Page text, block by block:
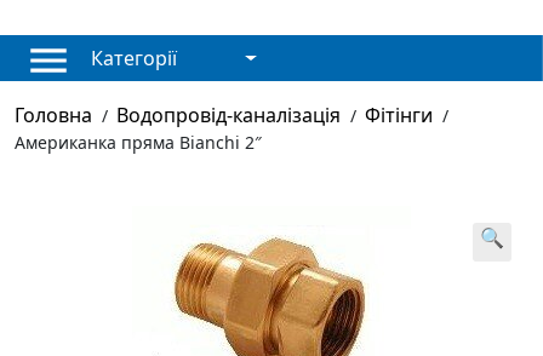
Категорії
Головна / Водопровід-каналізація / Фітінги /
Американка пряма Bianchi 2″
🔍